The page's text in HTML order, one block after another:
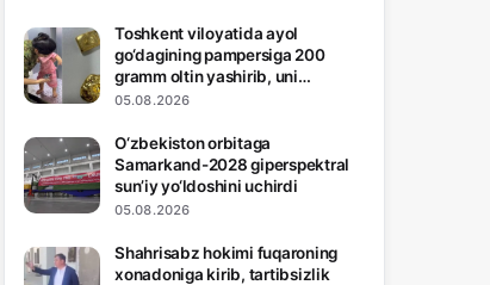
Toshkent viloyatida ayol
go‘dagining pampersiga 200
gramm oltin yashirib, uni
mamlakatdan olib chiqib
05.08.2026
O‘zbekiston orbitaga
Samarkand-2028 giperspektral
sun’iy yo‘ldoshini uchirdi
05.08.2026
Shahrisabz hokimi fuqaroning
xonadoniga kirib, tartibsizlik